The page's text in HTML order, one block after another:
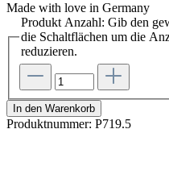
Made with love in Germany
Produkt Anzahl: Gib den
die Schaltflächen um die
reduzieren.
In den Warenkorb
Produktnummer: P719.5